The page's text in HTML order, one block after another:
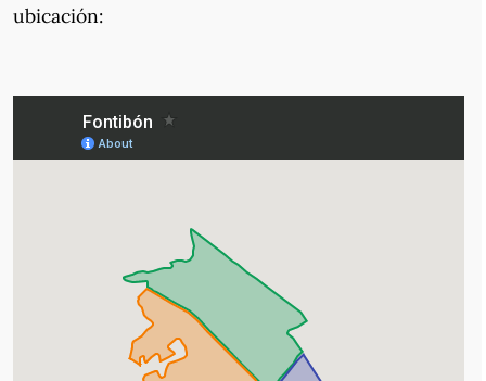
ubicación: